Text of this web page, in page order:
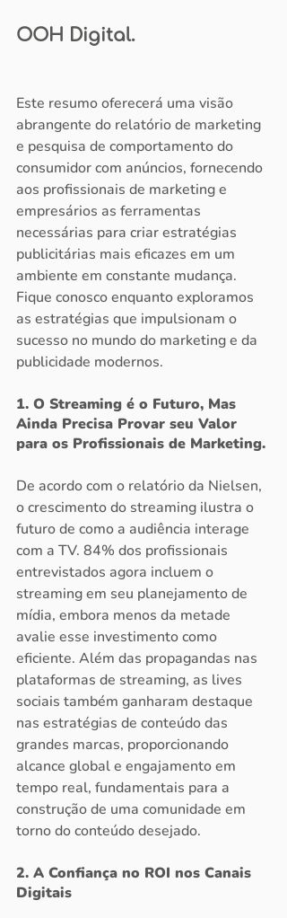
OOH Digital.
Este resumo oferecerá uma visão
abrangente do relatório de marketing
e pesquisa de comportamento do
consumidor com anúncios, fornecendo
aos profissionais de marketing e
empresários as ferramentas
necessárias para criar estratégias
publicitárias mais eficazes em um
ambiente em constante mudança.
Fique conosco enquanto exploramos
as estratégias que impulsionam o
sucesso no mundo do marketing e da
publicidade modernos.
1. O Streaming é o Futuro, Mas
Ainda Precisa Provar seu Valor
para os Profissionais de Marketing.
De acordo com o relatório da Nielsen,
o crescimento do streaming ilustra o
futuro de como a audiência interage
com a TV. 84% dos profissionais
entrevistados agora incluem o
streaming em seu planejamento de
mídia, embora menos da metade
avalie esse investimento como
eficiente. Além das propagandas nas
plataformas de streaming, as lives
sociais também ganharam destaque
nas estratégias de conteúdo das
grandes marcas, proporcionando
alcance global e engajamento em
tempo real, fundamentais para a
construção de uma comunidade em
torno do conteúdo desejado.
2. A Confiança no ROI nos Canais
Digitais